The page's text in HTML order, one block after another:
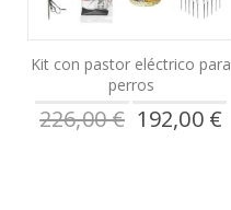
Kit con pastor eléctrico para
perros
226,00 €
Precio
especial
192,00 €